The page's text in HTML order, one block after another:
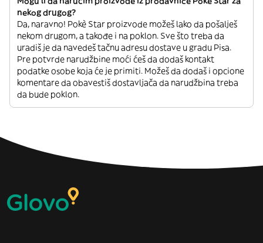
nekog drugog?
Da, naravno! Pokè Star proizvode možeš lako da pošalješ
nekom drugom, a takođe i na poklon. Sve što treba da
uradiš je da navedeš tačnu adresu dostave u gradu Pisa.
Pre potvrde narudžbine moći ćeš da dodaš kontakt
podatke osobe koja će je primiti. Možeš da dodaš i opcione
komentare da obavestiš dostavljača da narudžbina treba
da bude poklon.